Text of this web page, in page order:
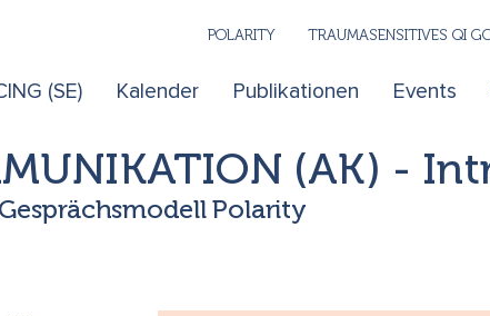
(SE) Kalender Publikationen Events
POLARITY TRAUMASENSITIVES QI
(AK) -
Polarity